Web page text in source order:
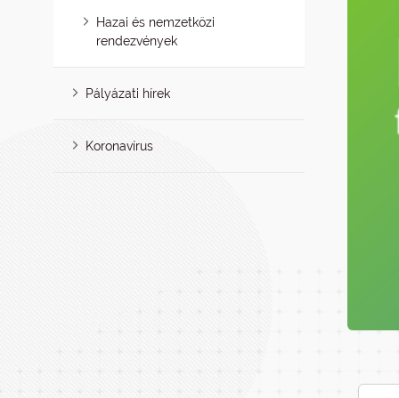
Hazai és nemzetközi
rendezvények
Pályázati hírek
Koronavírus